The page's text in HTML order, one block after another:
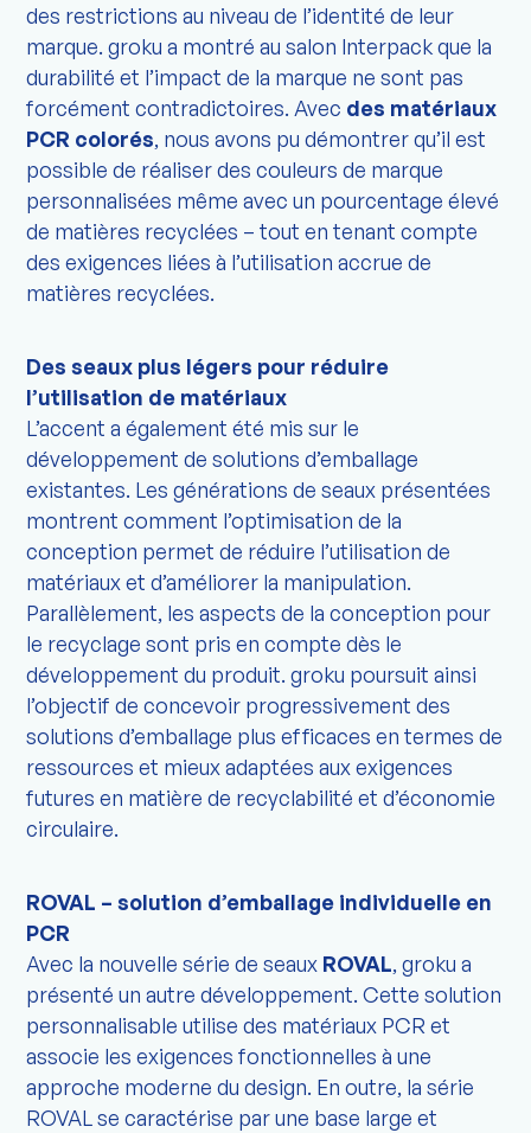
des restrictions au niveau de l’identité de leur
marque. groku a montré au salon Interpack que la
durabilité et l’impact de la marque ne sont pas
forcément contradictoires. Avec des matériaux
PCR colorés, nous avons pu démontrer qu’il est
possible de réaliser des couleurs de marque
personnalisées même avec un pourcentage élevé
de matières recyclées – tout en tenant compte
des exigences liées à l’utilisation accrue de
matières recyclées.
Des seaux plus légers pour réduire
l’utilisation de matériaux
L’accent a également été mis sur le
développement de solutions d’emballage
existantes. Les générations de seaux présentées
montrent comment l’optimisation de la
conception permet de réduire l’utilisation de
matériaux et d’améliorer la manipulation.
Parallèlement, les aspects de la conception pour
le recyclage sont pris en compte dès le
développement du produit. groku poursuit ainsi
l’objectif de concevoir progressivement des
solutions d’emballage plus efficaces en termes de
ressources et mieux adaptées aux exigences
futures en matière de recyclabilité et d’économie
circulaire.
ROVAL – solution d’emballage individuelle en
PCR
Avec la nouvelle série de seaux ROVAL, groku a
présenté un autre développement. Cette solution
personnalisable utilise des matériaux PCR et
associe les exigences fonctionnelles à une
approche moderne du design. En outre, la série
ROVAL se caractérise par une base large et